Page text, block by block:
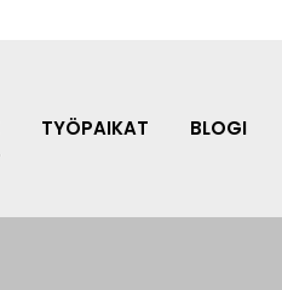
TYÖPAIKAT BLOGI